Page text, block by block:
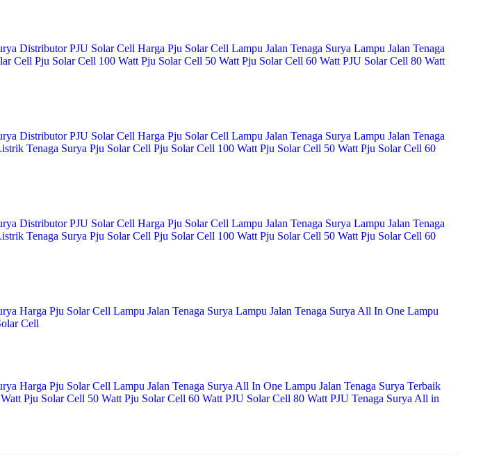
Distributor PJU Solar Cell Harga Pju Solar Cell Lampu Jalan Tenaga Surya Lampu Jalan Tenaga
Cell Pju Solar Cell 100 Watt Pju Solar Cell 50 Watt Pju Solar Cell 60 Watt PJU Solar Cell 80 Watt
Distributor PJU Solar Cell Harga Pju Solar Cell Lampu Jalan Tenaga Surya Lampu Jalan Tenaga
Tenaga Surya Pju Solar Cell Pju Solar Cell 100 Watt Pju Solar Cell 50 Watt Pju Solar Cell 60
Distributor PJU Solar Cell Harga Pju Solar Cell Lampu Jalan Tenaga Surya Lampu Jalan Tenaga
Tenaga Surya Pju Solar Cell Pju Solar Cell 100 Watt Pju Solar Cell 50 Watt Pju Solar Cell 60
Harga Pju Solar Cell Lampu Jalan Tenaga Surya Lampu Jalan Tenaga Surya All In One Lampu
Cell
Harga Pju Solar Cell Lampu Jalan Tenaga Surya All In One Lampu Jalan Tenaga Surya Terbaik
Pju Solar Cell 50 Watt Pju Solar Cell 60 Watt PJU Solar Cell 80 Watt PJU Tenaga Surya All in